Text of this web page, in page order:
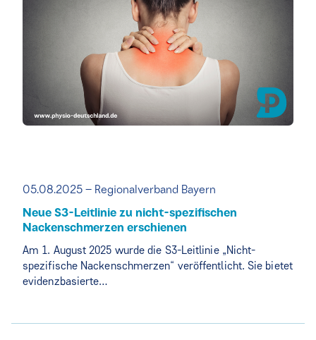
05.08.2025 – Regionalverband Bayern
Neue S3-Leitlinie zu nicht-spezifischen
Nackenschmerzen erschienen
Am 1. August 2025 wurde die S3-Leitlinie „Nicht-
spezifische Nackenschmerzen“ veröffentlicht. Sie bietet
evidenzbasierte…